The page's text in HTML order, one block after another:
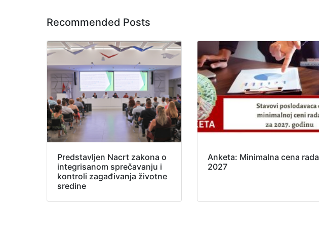
Recommended Posts
Predstavljen Nacrt zakona o
integrisanom sprečavanju i
kontroli zagađivanja životne
sredine
Anketa: Minimalna cena rada
2027